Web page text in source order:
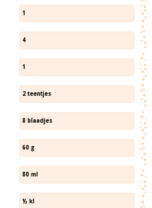
1
4
1
2 teentjes
8 blaadjes
60 g
80 ml
½ kl